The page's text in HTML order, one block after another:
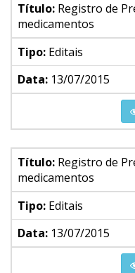
Título: Registro de
medicamentos
Tipo: Editais
Data: 13/07/2015
Título: Registro de
medicamentos
Tipo: Editais
Data: 13/07/2015